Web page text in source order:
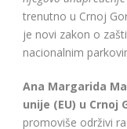
trenutno u Crnoj
je novi zakon o
nacionalnim
Ana Margarida
unije (EU) u Crnoj
promoviše održivi